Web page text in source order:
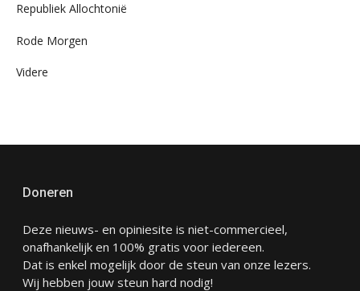
Republiek Allochtonië
Rode Morgen
Videre
Doneren
Deze nieuws- en opiniesite is niet-commercieel,
onafhankelijk en 100% gratis voor iedereen.
Dat is enkel mogelijk door de steun van onze lezers.
Wij hebben jouw steun hard nodig!